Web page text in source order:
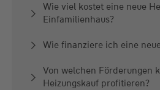
Wie viel kostet eine neue
Einfamilienhaus?
Wie finanziere ich eine
Von welchen Förderungen
Heizungskauf profitieren?